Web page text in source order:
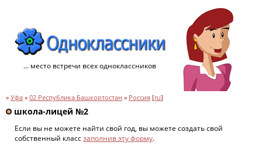
... место встречи всех одноклассников
» Уфа » 02 Республика Башкортостан » Россия [ru]
школа-лицей №2
Если вы не можете найти свой год, вы можете создать свой
собственный классзаполнив эту форму.